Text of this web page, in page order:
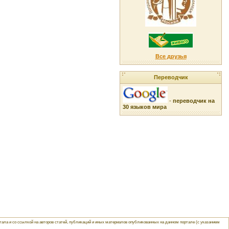
Все друзья
Переводчик
- переводчик на
30 языков мира
и со ссылкой на авторов статей, публикаций и иных материалов опубликованных на данном портале (с указанием